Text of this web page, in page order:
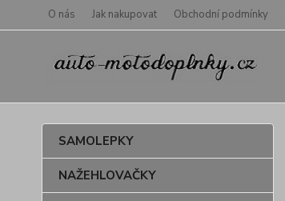
O nás Jak nakupovat Obchodní podmínky
SAMOLEPKY
NAŽEHLOVAČKY